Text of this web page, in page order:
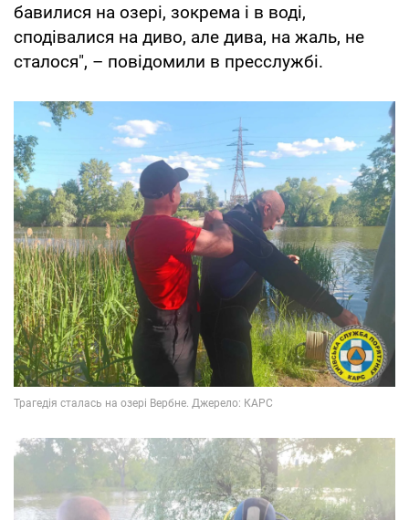
бавилися на озері, зокрема і в воді,
сподівалися на диво, але дива, на жаль, не
сталося", – повідомили в пресслужбі.